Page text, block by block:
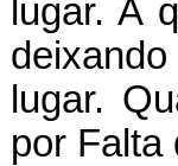
lugar. A
lugar.
por Falta